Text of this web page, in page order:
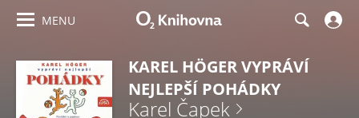
MENU
KAREL HÖGER VYPRÁVÍ
NEJLEPŠÍ POHÁDKY
Karel Čapek